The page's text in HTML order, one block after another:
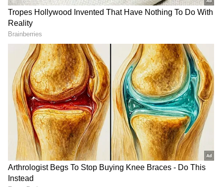
DOWNLOAD APP
ಆರೋಗ್ಯ, ಸೌಂದರ್ಯ, ಫಿಟ್‌ನೆಸ್,ಕಿಚನ್ ಟಿಪ್ಸ್‌,
ಸಂಬಂಧ,ಫ್ಯಾಷನ್,ರೆಸಿಪಿ
ಅಪ್ಡೇಟ್‌ಗಳಿಗಾಗಿ
ಏಷ್ಯಾನೆಟ್ ಸುವರ್ಣ ನ್ಯೂಸ್‌ ಫಾಲೋ ಮಾಡಿ.
ಸಂಪೂರ್ಣ ಮಾಹಿತಿ ಒಂದೇ ಕ್ಲಿಕ್‌ನಲ್ಲಿ ಲಭ್ಯ. ಏಷ್ಯಾನೆಟ್
ಸುವರ್ಣ ನ್ಯೂಸ್ ಅಧಿಕೃತ ಆ್ಯಪ್ ಡೌನ್‌ಲೋಡ್ ಮಾಡಿ
ಹಾಗು ಎಲ್ಲಾ ಅಪ್‌ಡೇಟ್ ಗಳನ್ನು ಪಡೆಯಿರಿ.